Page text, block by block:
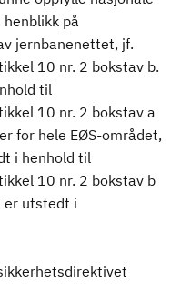
på
jernbanenettet, jf.
10 nr. 2 bokstav b.
til
10 nr. 2 bokstav a
for hele EØS-området,
i henhold til
10 nr. 2 bokstav b
er utstedt i